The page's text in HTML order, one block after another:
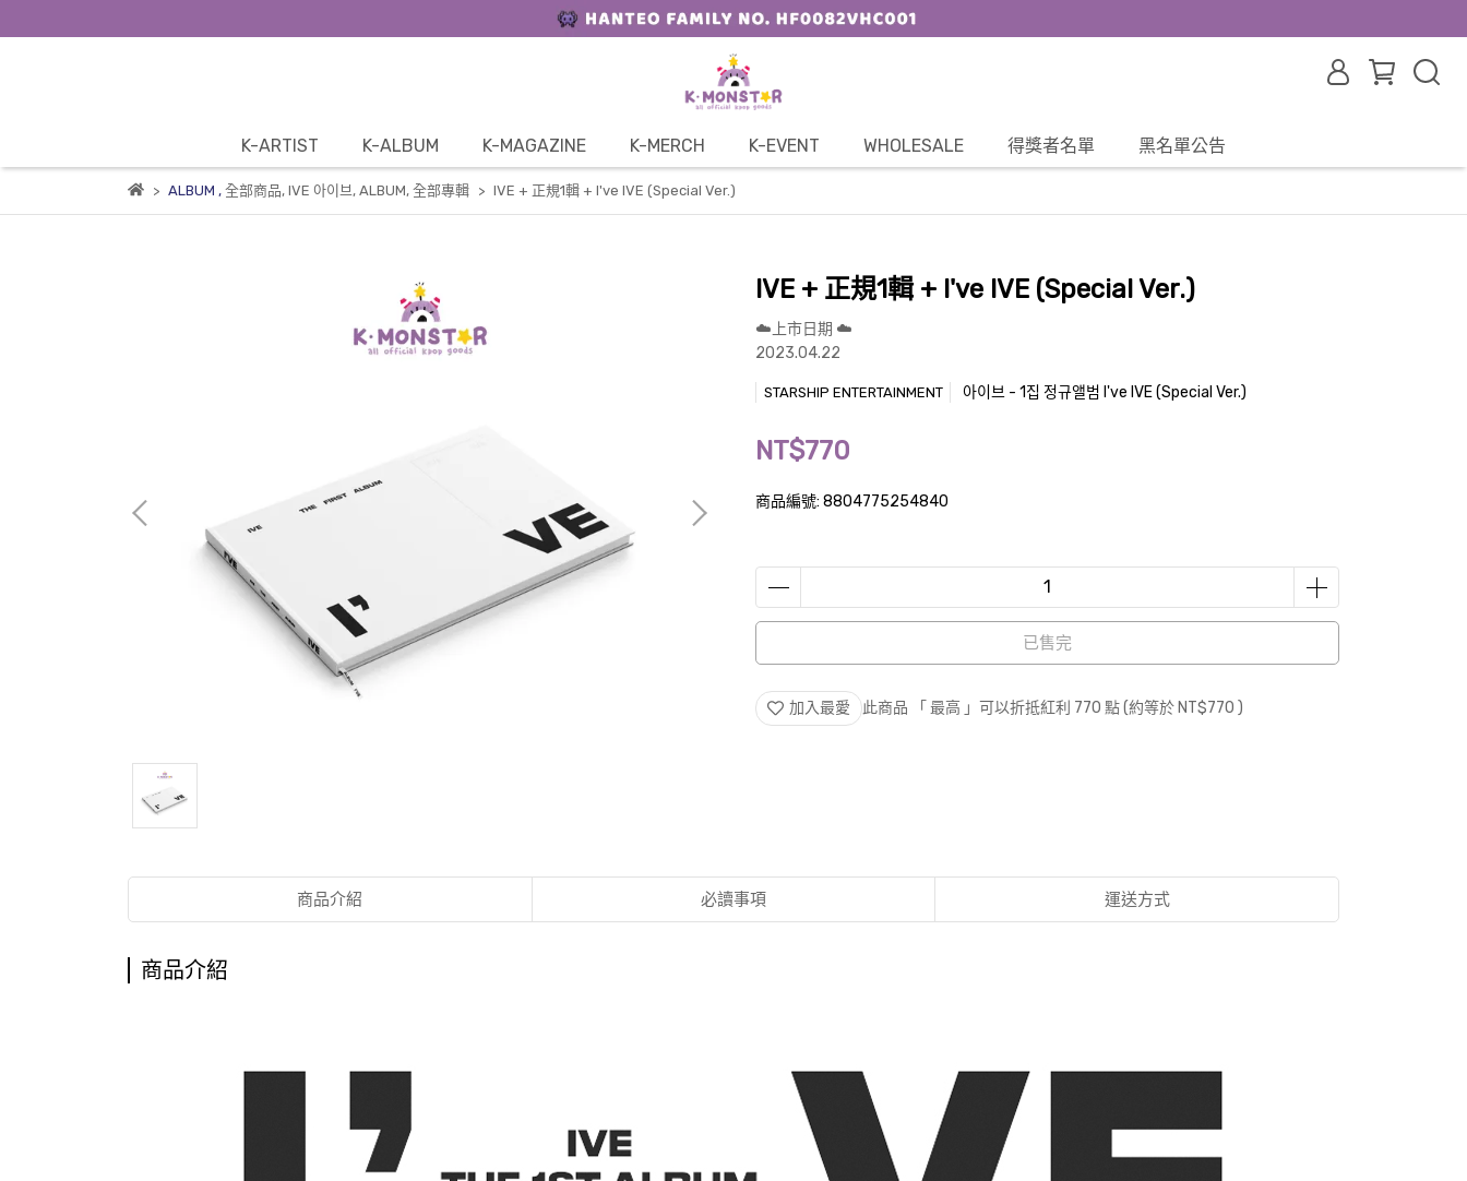
K-ARTIST K-ALBUM K-MAGAZINE K-MERCH K-EVENT WHOLESALE 得獎者名單 黑名單公告
ALBUM , 全部商品, IVE 아이브 , ALBUM, 全部專輯 IVE + 正規1輯 + I've IVE (Special Ver.)
IVE + 正規1輯 + I've IVE (Special Ver.)
☁️上市日期 ☁️
2023.04.22
STARSHIP ENTERTAINMENT 아이브 - 1집 정규앨범 I've IVE (Special Ver.)
NT$770
商品編號: 8804775254840
已售完
加入最愛 此商品 「 最高 」可以折抵紅利 770 點 (約等於 NT$770 )
商品介紹 必讀事項 運送方式
商品介紹